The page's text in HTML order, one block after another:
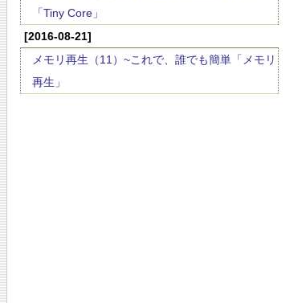
「Tiny Core」
[2016-08-21]
メモリ再生（11）~これで、誰でも簡単「メモリ
再生」